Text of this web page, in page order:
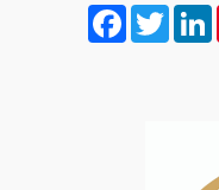
Facebook